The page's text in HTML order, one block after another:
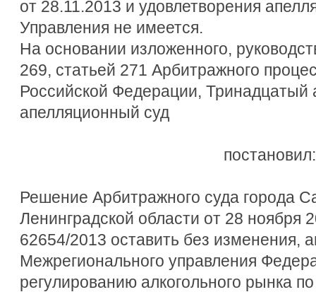
от 28.11.2013 и удовлетворения
Управления не имеется.
На основании изложенного,
269, статьей 271 Арбитражного
Российской Федерации, Тринадцатый
апелляционный суд
постановил:
Решение Арбитражного суда города
Ленинградской области от 28 ноября
62654/2013 оставить без изменения,
Межрегионального управления
регулированию алкогольного рынка